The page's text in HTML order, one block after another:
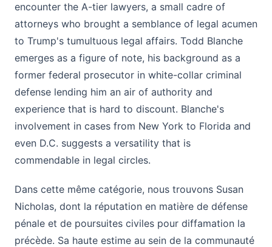
encounter the A-tier lawyers, a small cadre of
attorneys who brought a semblance of legal acumen
to Trump's tumultuous legal affairs. Todd Blanche
emerges as a figure of note, his background as a
former federal prosecutor in white-collar criminal
defense lending him an air of authority and
experience that is hard to discount. Blanche's
involvement in cases from New York to Florida and
even D.C. suggests a versatility that is
commendable in legal circles.
Dans cette même catégorie, nous trouvons Susan
Nicholas, dont la réputation en matière de défense
pénale et de poursuites civiles pour diffamation la
précède. Sa haute estime au sein de la communauté